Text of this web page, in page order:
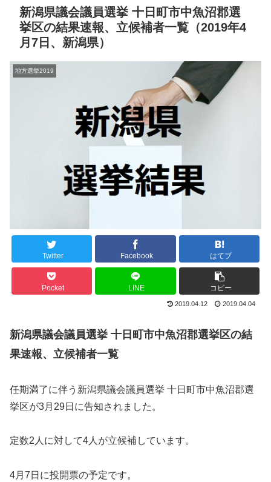
新潟県議会議員選挙 十日町市中魚沼郡選
挙区の結果速報、立候補者一覧（2019年4
月7日、新潟県）
地方選挙2019
Twitter Facebook はてブ
Pocket LINE コピー
2019.04.12 2019.04.04
新潟県議会議員選挙 十日町市中魚沼郡選挙区の結
果速報、立候補者一覧
任期満了に伴う新潟県議会議員選挙 十日町市中魚沼郡選
挙区が3月29日に告知されました。
定数2人に対して4人が立候補しています。
4月7日に投開票の予定です。